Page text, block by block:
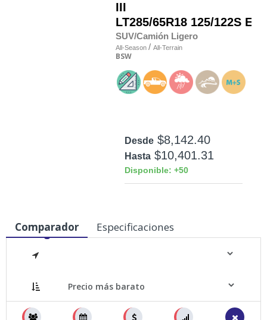
III
LT285/65R18 125/122S E
SUV/Camión Ligero
All-Season / All-Terrain
BSW
Desde $8,142.40
Hasta $10,401.31
Disponible: +50
Medidas
Comparador Especificaciones